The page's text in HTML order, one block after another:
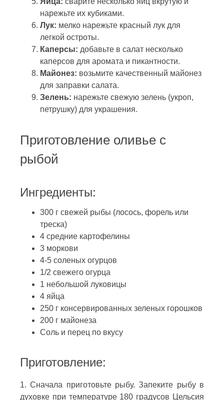
нарежьте их кубиками.
Лук: мелко нарежьте красный лук для
легкой остроты.
Каперсы: добавьте в салат несколько
каперсов для аромата и пикантности.
Майонез: возьмите качественный майонез
для заправки салата.
Зелень: нарежьте свежую зелень (укроп,
петрушку) для украшения.
Приготовление оливье с
рыбой
Ингредиенты:
300 г свежей рыбы (лосось, форель или
треска)
4 средние картофелины
3 моркови
4-5 соленых огурцов
1/2 свежего огурца
1 небольшой луковицы
4 яйца
250 г консервированных зеленых горошков
200 г майонеза
Соль и перец по вкусу
Приготовление:
1. Сначала приготовьте рыбу. Запеките рыбу в
духовке при температуре 180 градусов Цельсия